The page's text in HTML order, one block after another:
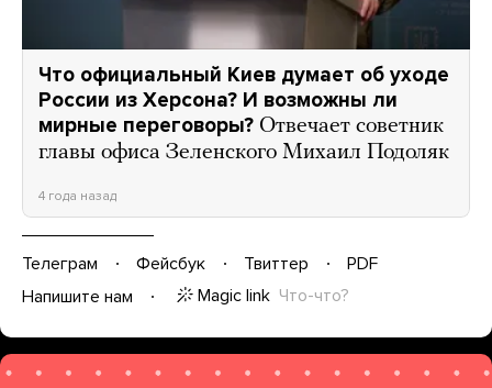
Что официальный Киев думает об уходе
России из Херсона? И возможны ли
мирные переговоры? Отвечает советник
главы офиса Зеленского Михаил Подоляк
4 года назад
Телеграм Фейсбук Твиттер
PDF
Напишите нам
Magic link Что-что?